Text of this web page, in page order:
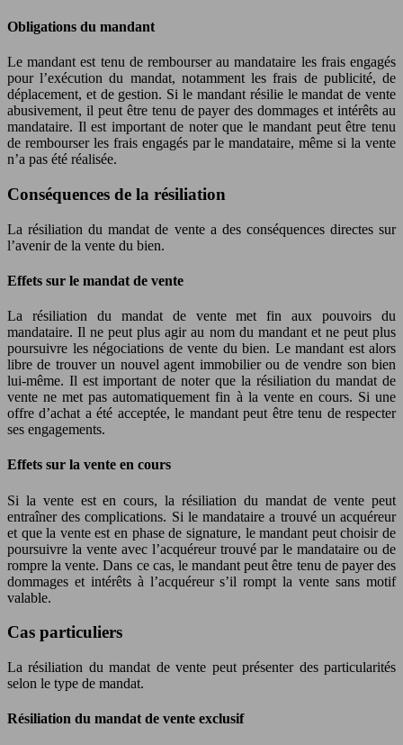
Obligations du mandant
Le mandant est tenu de rembourser au mandataire les frais engagés
pour l’exécution du mandat, notamment les frais de publicité, de
déplacement, et de gestion. Si le mandant résilie le mandat de vente
abusivement, il peut être tenu de payer des dommages et intérêts au
mandataire. Il est important de noter que le mandant peut être tenu
de rembourser les frais engagés par le mandataire, même si la vente
n’a pas été réalisée.
Conséquences de la résiliation
La résiliation du mandat de vente a des conséquences directes sur
l’avenir de la vente du bien.
Effets sur le mandat de vente
La résiliation du mandat de vente met fin aux pouvoirs du
mandataire. Il ne peut plus agir au nom du mandant et ne peut plus
poursuivre les négociations de vente du bien. Le mandant est alors
libre de trouver un nouvel agent immobilier ou de vendre son bien
lui-même. Il est important de noter que la résiliation du mandat de
vente ne met pas automatiquement fin à la vente en cours. Si une
offre d’achat a été acceptée, le mandant peut être tenu de respecter
ses engagements.
Effets sur la vente en cours
Si la vente est en cours, la résiliation du mandat de vente peut
entraîner des complications. Si le mandataire a trouvé un acquéreur
et que la vente est en phase de signature, le mandant peut choisir de
poursuivre la vente avec l’acquéreur trouvé par le mandataire ou de
rompre la vente. Dans ce cas, le mandant peut être tenu de payer des
dommages et intérêts à l’acquéreur s’il rompt la vente sans motif
valable.
Cas particuliers
La résiliation du mandat de vente peut présenter des particularités
selon le type de mandat.
Résiliation du mandat de vente exclusif